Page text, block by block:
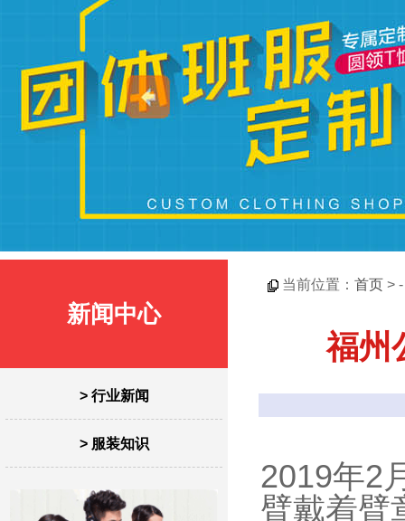
新闻中心
> 行业新闻
> 服装知识
当前位置： 首页 >
福州
2019年2
臂戴着臂